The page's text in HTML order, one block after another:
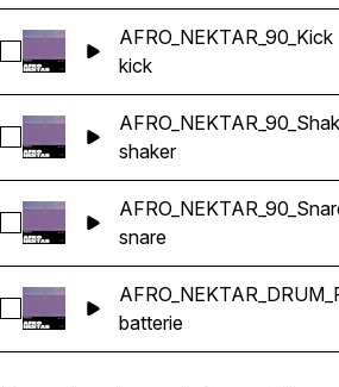
Sélectionnez AFRO_NEKTAR_90_Kick
AFRO_NEKTAR_90_Kick
kick
Sélectionnez
shaker
Sélectionnez AFRO_NEKTAR_90_Snare
snare
Sélectionnez
batterie